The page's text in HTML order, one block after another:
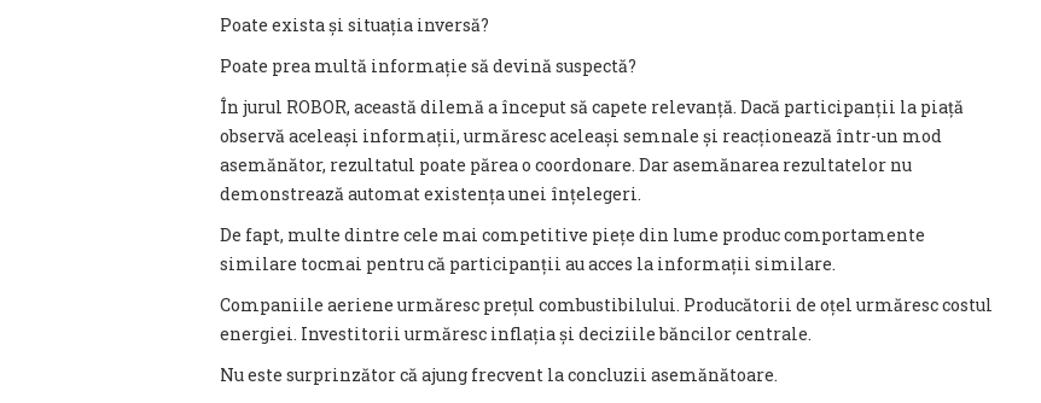
Poate exista și situația inversă?
Poate prea multă informație să devină suspectă?
În jurul ROBOR, această dilemă a început să capete relevanță. Dacă participanții la piață
observă aceleași informații, urmăresc aceleași semnale și reacționează într-un mod
asemănător, rezultatul poate părea o coordonare. Dar asemănarea rezultatelor nu
demonstrează automat existența unei înțelegeri.
De fapt, multe dintre cele mai competitive piețe din lume produc comportamente
similare tocmai pentru că participanții au acces la informații similare.
Companiile aeriene urmăresc prețul combustibilului. Producătorii de oțel urmăresc costul
energiei. Investitorii urmăresc inflația și deciziile băncilor centrale.
Nu este surprinzător că ajung frecvent la concluzii asemănătoare.